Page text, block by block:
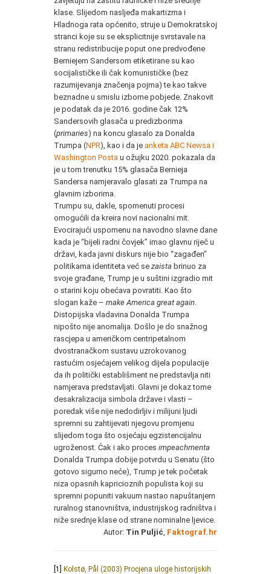
klase. Slijedom nasljeđa makartizma i
Hladnoga rata općenito, struje u Demokratskoj
stranci koje su se eksplicitnije svrstavale na
stranu redistribucije poput one predvođene
Berniejem Sandersom etiketirane su kao
socijalističke ili čak komunističke (bez
razumijevanja značenja pojma) te kao takve
beznadne u smislu izborne pobjede. Znakovit
je podatak da je 2016. godine čak 12%
Sandersovih glasača u predizborima
(primaries) na koncu glasalo za Donalda
Trumpa (NPR), kao i da je anketa ABC Newsa i
Washington Posta u ožujku 2020. pokazala da
je u tom trenutku 15% glasača Bernieja
Sandersa namjeravalo glasati za Trumpa na
glavnim izborima.
Trumpu su, dakle, spomenuti procesi
omogućili da kreira novi nacionalni mit.
Evocirajući uspomenu na navodno slavne dane
kada je “bijeli radni čovjek” imao glavnu riječ u
državi, kada javni diskurs nije bio “zagađen”
politikama identiteta već se zaista brinuo za
svoje građane, Trump je u suštini izgradio mit
o starini koju obećava povratiti. Kao što
slogan kaže – make America great again
Distopijska vladavina Donalda Trumpa
nipošto nije anomalija. Došlo je do snažnog
rascjepa u američkom centripetalnom
dvostranačkom sustavu uzrokovanog
rastućim osjećajem velikog dijela populacije
da ih politički establišment ne predstavlja niti
namjerava predstavljati. Glavni je dokaz tome
desakralizacija simbola države i vlasti –
poredak više nije nedodirljiv i milijuni ljudi
spremni su zahtijevati njegovu promjenu
slijedom toga što osjećaju egzistencijalnu
ugroženost. Čak i ako proces impeachmenta
Donalda Trumpa dobije potvrdu u Senatu (što
gotovo sigurno neće), Trump je tek početak
niza opasnih kapricioznih populista koji su
spremni popuniti vakuum nastao napuštanjem
ruralnog stanovništva, industrijskog radništva i
niže srednje klase od strane nominalne ljevice.
Autor: Tin Puljić Faktograf.hr
[1]
Kolstø, Pål (2003) Procjena uloge historijskih